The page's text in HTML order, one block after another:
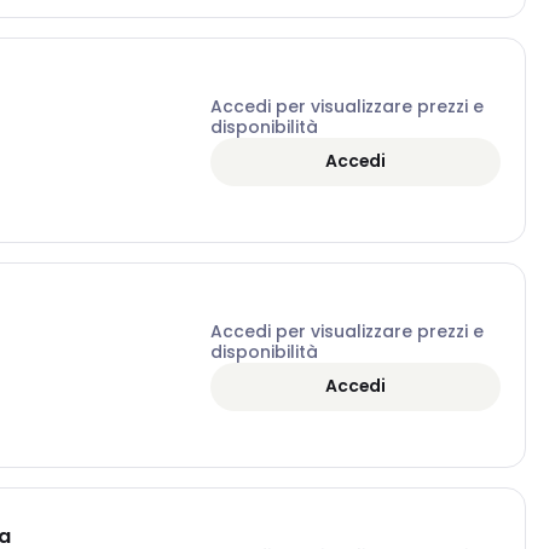
Accedi per visualizzare prezzi e
disponibilità
Accedi
Accedi per visualizzare prezzi e
disponibilità
Accedi